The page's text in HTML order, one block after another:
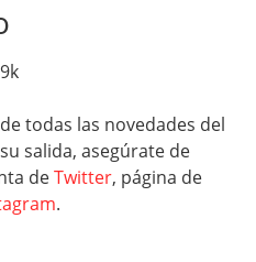
todas las novedades del
salida, asegúrate de
deTwitter, página de
.